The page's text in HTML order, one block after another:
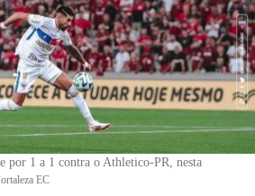
por 1 a 1 contra o Athletico-PR, nesta
EC